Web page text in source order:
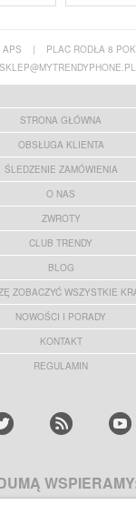
APS | PLAC RODŁA 8
SKLEP@MYTRENDYPHONE.PL
STRONA GŁÓWNA
OBSŁUGA KLIENTA
ŚLEDZENIE ZAMÓWIENIA
O NAS
ZWROTY
CLUB TRENDY
BLOG
ZOBACZYĆ WSZYSTKIE
NOWOŚCI I PORADY
KONTAKT
REGULAMIN